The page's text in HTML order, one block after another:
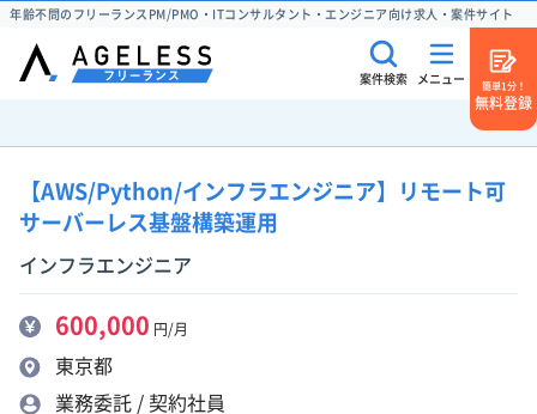
年齢不問のフリーランスPM/PMO・ITコンサルタント・エンジニア向け求人・案件サイト
案件検索 メニュー
簡単1分！
無料登録
【AWS/Python/インフラエンジニア】リモート可
サーバーレス基盤構築運用
インフラエンジニア
600,000 円/月
東京都
業務委託 / 契約社員